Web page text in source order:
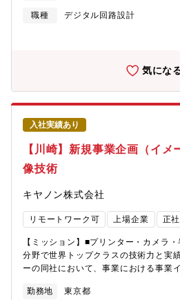
ーディング＆マーキングおよびデジタ
開発を担う開発部門であり、メカ・ソ
っており、機構設計、制御設計、ソフ
はなく、各個人の適正や趣向キャリア
用コーディング＆マーキングやデジタ
ル市場向けプリンター製品の開発を行
品、工業分野など幅広い業界で使用さ
成長が見込まれる重要事業です。近年
要求が高度化しており、法規制を正し
人材が求められています。本ポジショ
拠点と連携し、機械安全や法規制対応
で専門性を発揮し、成長したい方を
ブラザーグループビジョン「At your
の “あなた” の生産性と創造性をすぐそ
しています。【職場環境】 ●想定残業
級職として開発に関わるか、営業部で
用ミシンの製品開発プロジェクトに参
す。 部門内では、メカ設計・ソフトウ
密に連携し、ハードウェア担当として
定、試作・評価をリードしていただき
各国の販社と連携し、市場や顧客の声
ります。 量産フェーズでは、海外工場
し、現地での立ち上げ支援や課題解決
どまらず、「どう作り、どう量産し、
込んだ開発スタイルが特徴です。【組
アパレル用途に加え、自動車分野をは
値な工業用ミシン製品を開発し続ける
とどまらず、製造現場全体の生産性・
備”として選ばれる製品・技術の創出を
世界中の製造現場で実際に使われ、も
を実感できる点です。企画段階から量
でのフィードバックまで関われるため
なく、製品を世に送り出す手応えを強
職種
デジタル回路設計
気にな
入社実績あり
【川崎】新規事業企画（イ
像技術
キヤノン株式会社
リモートワーク可 上場企業 正
【ミッション】■プリンター・カメラ
分野で世界トップクラスの技術力と実
ーの同社において、事業における事業
う影響力の大きな分野でキヤノンのイ
勤務地 東京都